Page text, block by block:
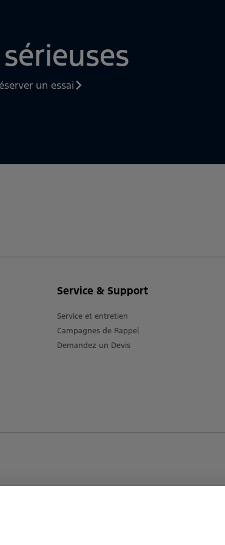
Boue/Ornières&Sable)
un essai
Service & Support
Service et entretien
Campagnes de Rappel
Demandez un Devis